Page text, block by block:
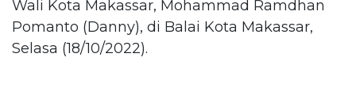
Wali Kota Makassar, Mohammad Ramdhan
Pomanto (Danny), di Balai Kota Makassar,
Selasa (18/10/2022).